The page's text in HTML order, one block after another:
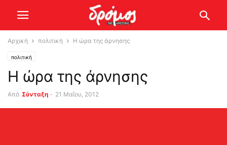
Αρχική πολιτική Η ώρα της άρνησης
πολιτική
Η ώρα της άρνησης
Από Σύνταξη - 21 Μαΐου, 2012